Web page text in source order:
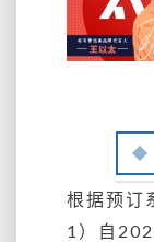
根据预订
1）自